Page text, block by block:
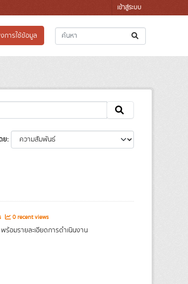
เข้าสู่ระบบ
การใช้ข้อมูล
ย
0 recent views
ร้อมรายละเอียดการดำเนินงาน